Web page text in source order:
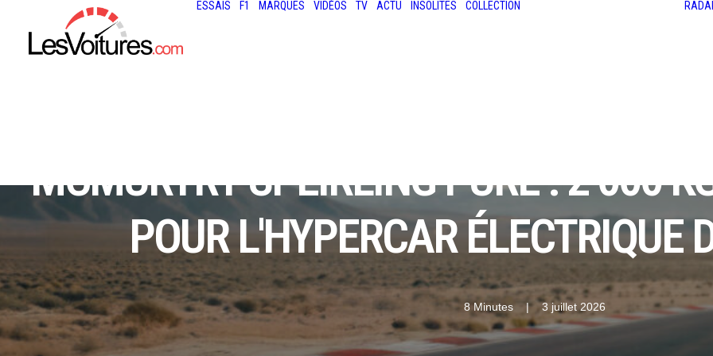
ESSAIS F1 MARQUES VIDÉOS TV ACTU INSOLITES COLLECTION
MCMURTRY SPÉIRLING PURE : 2 000
POUR L'HYPERCAR ÉLECTRIQUE
8 Minutes | 3 juillet 2026